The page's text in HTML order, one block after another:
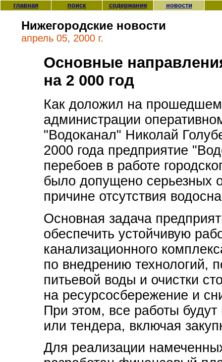
главная поиск содержание новости
Нижегородские новости
апрель 05, 2000 г.
Основные
на 2 000 год
Как доложил на прошедшем
администрации
"Водоканал" Николай
2000 года предприятие
перебоев в работе
было допущено серьезных
причине отсутствия
Основная задача
обеспечить устойчивую
канализационного
по внедрению технологий,
питьевой воды и очистки
на ресурсосбережение и
При этом, все работы
или тендера, включая
Для реализации